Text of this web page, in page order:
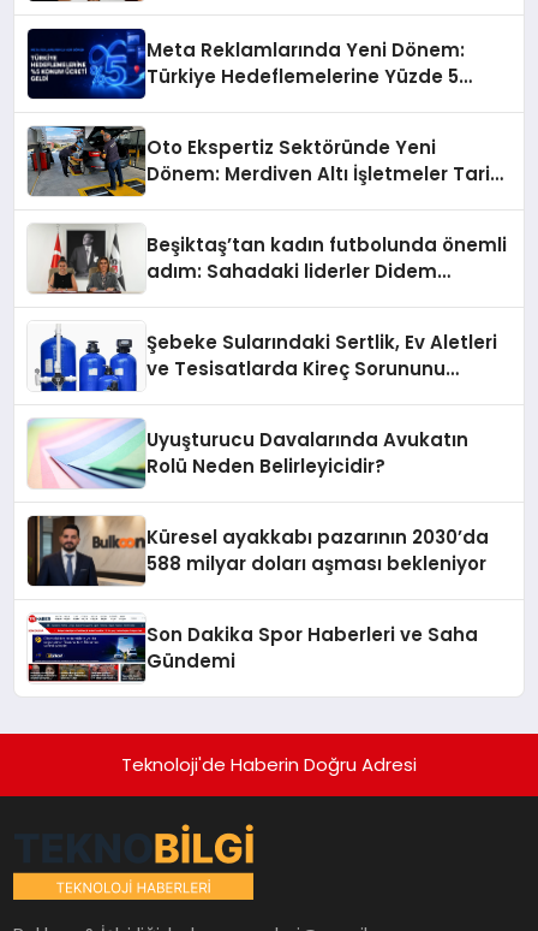
Meta Reklamlarında Yeni Dönem:
Türkiye Hedeflemelerine Yüzde 5
Oto Ekspertiz Sektöründe Yeni
Dönem: Merdiven Altı İşletmeler Tarih
Beşiktaş’tan kadın futbolunda önemli
adım: Sahadaki liderler Didem
Şebeke Sularındaki Sertlik, Ev Aletleri
ve Tesisatlarda Kireç Sorununu
Uyuşturucu Davalarında Avukatın
Rolü Neden Belirleyicidir?
Küresel ayakkabı pazarının 2030’da
588 milyar doları aşması bekleniyor
Son Dakika Spor Haberleri ve Saha
Gündemi
Teknoloji'de Haberin Doğru Adresi